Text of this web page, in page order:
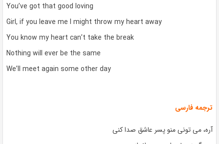
You’ve got that good loving
Girl, if you leave me I might throw my heart away
You know my heart can’t take the break
Nothing will ever be the same
We’ll meet again some other day
ترجمه فارسی
آره، می تونی منو پسر عاشق صدا کنی